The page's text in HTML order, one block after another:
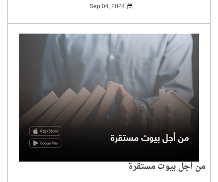
Sep 04, 2024
من أجل بيوت مستقرة